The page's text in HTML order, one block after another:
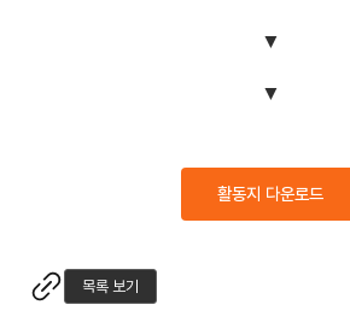
▼
▼
활동지 다운로드
목록 보기